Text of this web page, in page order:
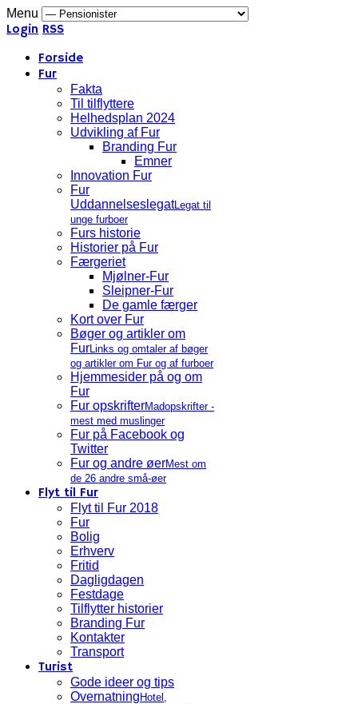
Menu
Login RSS
Forside
Fur
Fakta
Til tilflyttere
Helhedsplan 2024
Udvikling af Fur
Branding Fur
Emner
Innovation Fur
Fur
UddannelseslegatLegat til
unge furboer
Furs historie
Historier på Fur
Færgeriet
Mjølner-Fur
Sleipner-Fur
De gamle færger
Kort over Fur
Bøger og artikler om
FurLinks og omtaler af bøger
og artikler om Fur og af furboer
Hjemmesider på og om
Fur
Fur opskrifterMadopskrifter -
mest med muslinger
Fur på Facebook og
Twitter
Fur og andre øerMest om
de 26 andre små-øer
Flyt til Fur
Flyt til Fur 2018
Fur
Bolig
Erhverv
Fritid
Dagligdagen
Festdage
Tilflytter historier
Branding Fur
Kontakter
Transport
Turist
Gode ideer og tips
Overnatning Hotel,